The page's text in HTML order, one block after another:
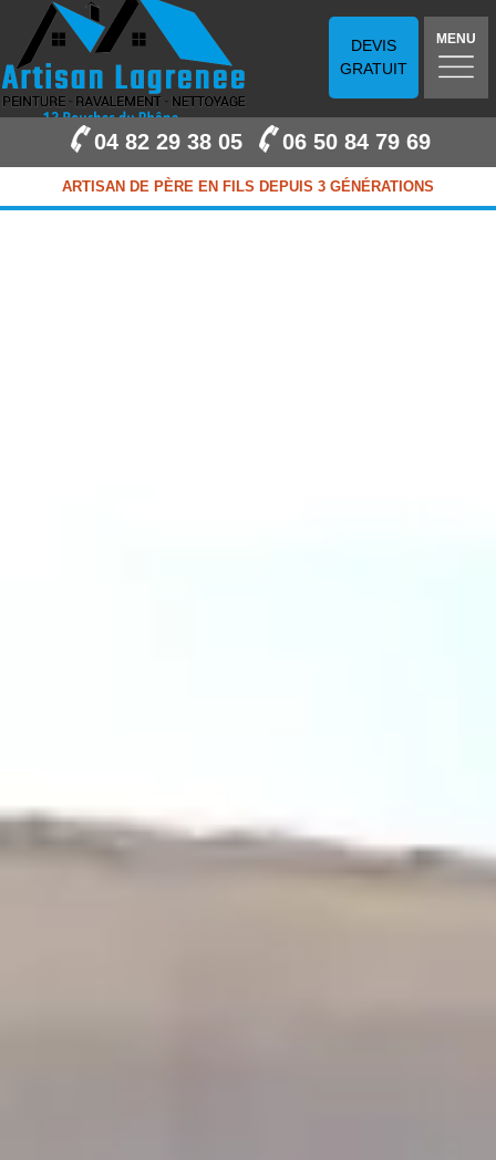
DEVIS
GRATUIT
MENU
04 82 29 38 05 06 50 84 79 69
ARTISAN DE PÈRE EN FILS DEPUIS 3 GÉNÉRATIONS